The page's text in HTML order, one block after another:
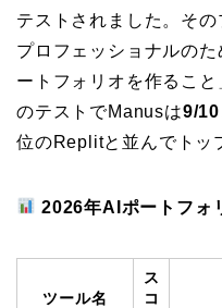
テストされました。そ
プロフェッショナルの
ートフォリオを作るこ
のテストでManusは9/10
位のReplitと並んでトッ
2026年AIポートフォ
ツール名
ス
コ